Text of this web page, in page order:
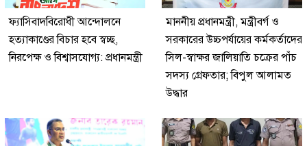
ফ্যাসিবাদবিরোধী আন্দোলনে
হত্যাকাণ্ডের বিচার হবে স্বচ্ছ,
নিরপেক্ষ ও বিশ্বাসযোগ্য: প্রধানমন্ত্রী
মাননীয় প্রধানমন্ত্রী, মন্ত্রীবর্গ ও
সরকারের উচ্চপর্যায়ের কর্মকর্তাদের
সিল-স্বাক্ষর জালিয়াতি চক্রের পাঁচ
সদস্য গ্রেফতার; বিপুল আলামত
উদ্ধার